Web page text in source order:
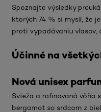
Spoznajte výsledky
ktorých 74 % si myslí, že
proti vypadávaniu vlasov,
Účinné na
Nová unisex
Svieža a rafinovaná vôňa
bergamot so srdcom z